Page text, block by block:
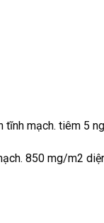
mạch. tiêm 5
850 mg/m2